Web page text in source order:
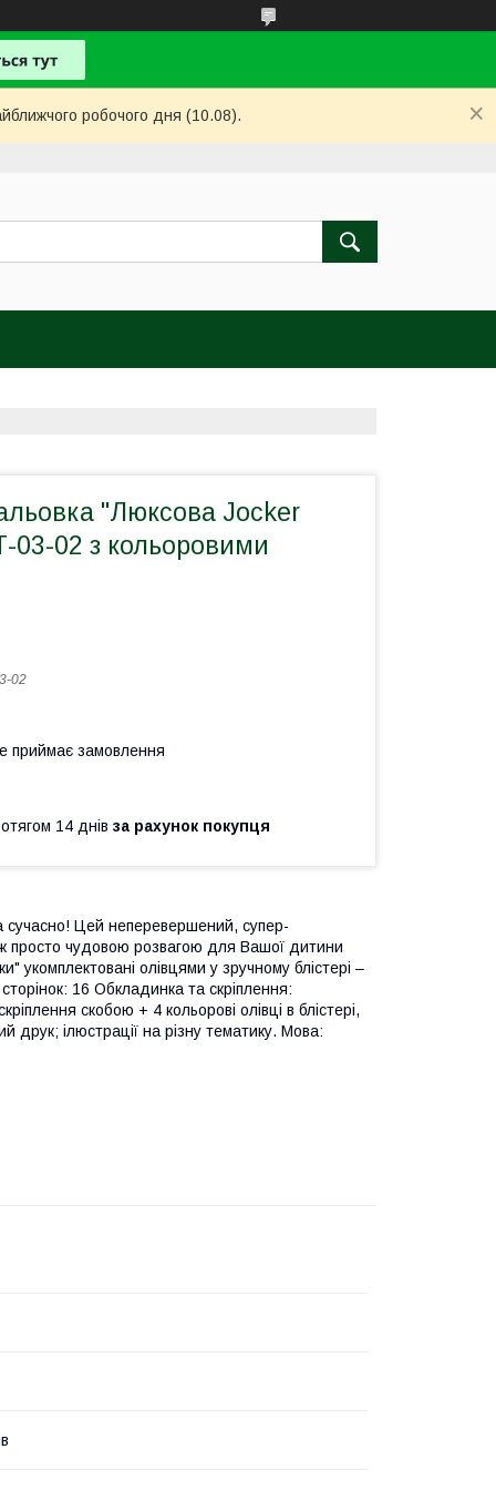
робочого дня (10.08).
"Люксова Jocker
03-02 з кольоровими
02
приймає замовлення
14 днів за рахунок покупця
Цей неперевершений, супер-
просто чудовою розвагою для Вашої дитини
олівцями у зручному блістері –
16 Обкладинка та скріплення:
скобою + 4 кольорові олівці в блістері,
друк; ілюстрації на різну тематику. Мова: